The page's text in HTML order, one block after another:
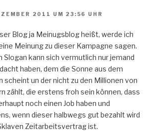
2011 UM 23:56 UHR
Blog ja Meinugsblog heißt, werde ich
Meinung zu dieser Kampagne sagen.
Slogan kann sich vermutlich nur jemand
haben, dem die Sonne aus dem
scheint un der nicht zu den Millionen von
zählt, die erstens froh sein können, dass
noch einen Job haben und
wenn dieser halbwegs gut bezahlt wird
Zeitarbeitsvertrag ist.